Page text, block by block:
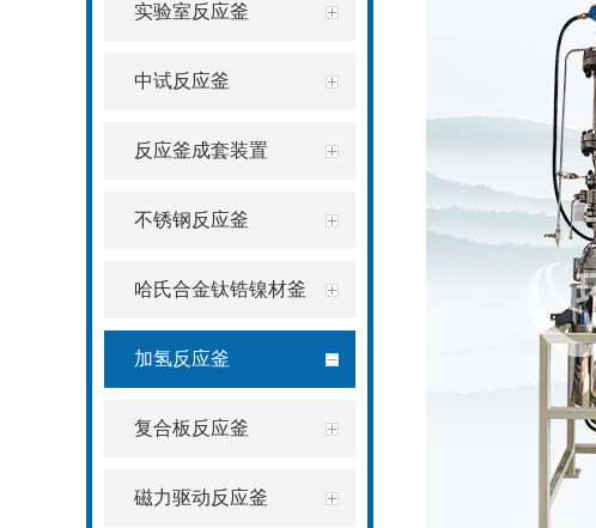
实验室反应釜
中试反应釜
反应釜成套装置
不锈钢反应釜
哈氏合金钛锆镍材釜
加氢反应釜
复合板反应釜
磁力驱动反应釜